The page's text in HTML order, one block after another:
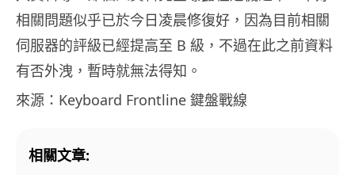
相關問題似乎已於今日凌晨修復好，因為目前相關
伺服器的評級已經提高至 B 級，不過在此之前資料
有否外洩，暫時就無法得知。
來源：Keyboard Frontline 鍵盤戰線
相關文章: